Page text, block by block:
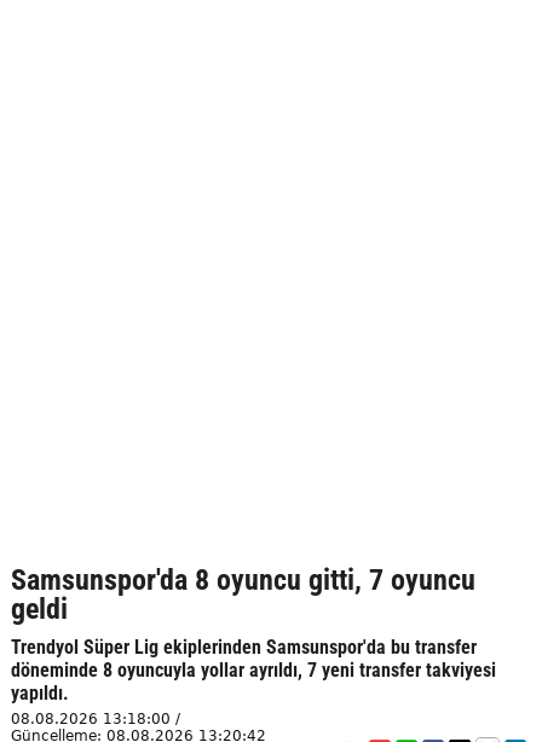
Samsunspor'da 8 oyuncu gitti, 7 oyuncu
geldi
Trendyol Süper Lig ekiplerinden Samsunspor'da bu transfer
döneminde 8 oyuncuyla yollar ayrıldı, 7 yeni transfer takviyesi
yapıldı.
08.08.2026 13:18:00 /
Güncelleme: 08.08.2026 13:20:42